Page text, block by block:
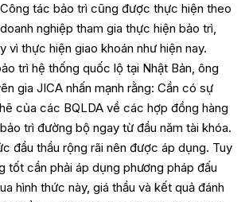
tác bảo trì cũng được thực hiện theo
nghiệp tham gia thực hiện bảo trì,
vì thực hiện giao khoán như hiện nay.
trì hệ thống quốc lộ tại Nhật Bản, ông
gia JICA nhấn mạnh rằng: Cần có sự
của các BQLDA về các hợp đồng hàng
trì đường bộ ngay từ đầu năm tài khóa.
đầu thầu rộng rãi nên được áp dụng. Tuy
tốt cần phải áp dụng phương pháp đấu
hình thức này, giá thầu và kết quả đánh